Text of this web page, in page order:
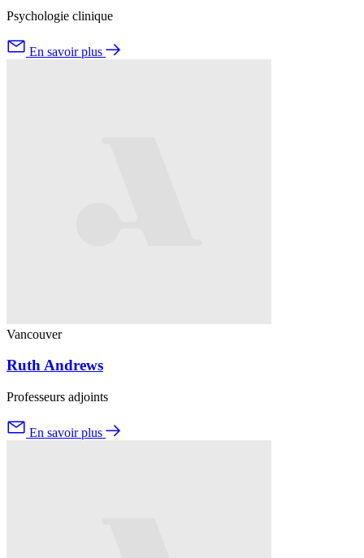
Psychologie clinique
En savoir plus
Vancouver
Ruth Andrews
Professeurs adjoints
En savoir plus